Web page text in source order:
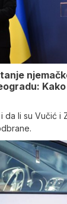
da li su Vučić i